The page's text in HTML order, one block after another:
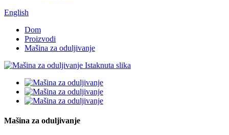
English
Dom
Proizvodi
Mašina za oduljivanje
Mašina za oduljivanje